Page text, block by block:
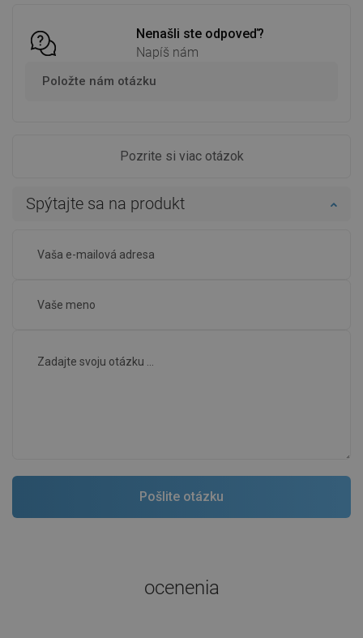
Nenašli ste odpoveď?
Napíš nám
Položte nám otázku
Pozrite si viac otázok
Spýtajte sa na produkt
ocenenia